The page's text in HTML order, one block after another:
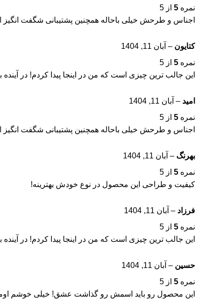
نمره 5 از 5
اجناس و طرحش خیلی باحاله همچنین پشتیبانی شگفت انگیز
کتایون – آبان 11, 1404
نمره 5 از 5
این جالب ترین چیزی است که من در اینجا پیدا کردم! در
امید – آبان 11, 1404
نمره 5 از 5
اجناس و طرحش خیلی باحاله همچنین پشتیبانی شگفت انگیز
بهرنگ – آبان 11, 1404
نمره 5 از 5
کیفیت و طراحی این محصول در نوع خودش بهترینه!
فرزاد – آبان 11, 1404
نمره 5 از 5
این جالب ترین چیزی است که من در اینجا پیدا کردم! در
حسین – آبان 11, 1404
نمره 5 از 5
این محصول رو باید اسمش رو گذاشت عشق! خیلی خوشم